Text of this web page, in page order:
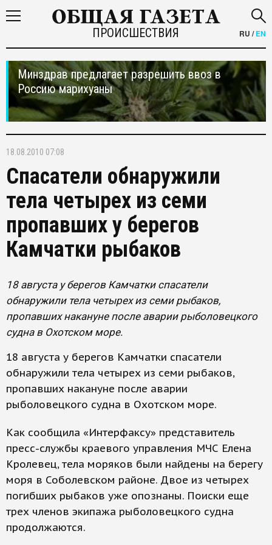
ПРОИСШЕСТВИЯ RU /EN
Минздрав предлагает разрешить ввоз в
Россию марихуаны
18.08.2010 07:08
Спасатели обнаружили
тела четырех из семи
пропавших у берегов
Камчатки рыбаков
18 августа у берегов Камчатки спасатели
обнаружили тела четырех из семи рыбаков,
пропавших накануне после аварии рыболовецкого
судна в Охотском море.
18 августа у берегов Камчатки спасатели
обнаружили тела четырех из семи рыбаков,
пропавших накануне после аварии
рыболовецкого судна в Охотском море.
Как сообщила «Интерфаксу» представитель
пресс-службы краевого управления МЧС Елена
Кролевец, тела моряков были найдены на берегу
моря в Соболевском районе. Двое из четырех
погибших рыбаков уже опознаны. Поиски еще
трех членов экипажа рыболовецкого судна
продолжаются.